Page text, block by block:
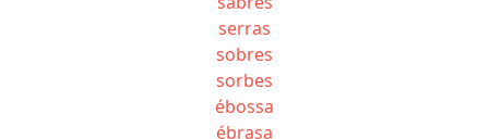
serras
sobres
sorbes
ébossa
ébrasa